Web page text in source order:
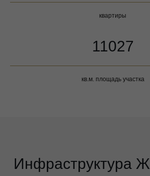
квартиры
11027
кв.м. площадь участка
Инфраструктура